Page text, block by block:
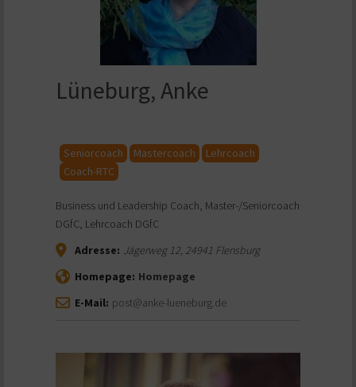
Lüneburg, Anke
Seniorcoach Mastercoach
Lehrcoach
Coach-RTC
Business und Leadership Coach, Master-/Seniorcoach
DGfC, Lehrcoach DGfC
Adresse: Jägerweg 12, 24941 Flensburg
Homepage: Homepage
E-Mail: post@anke-lueneburg.de